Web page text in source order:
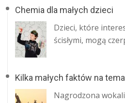
Chemia dla małych dzieci
Dzieci, które
ścisłymi, mogą
Kilka małych faktów na
Nagrodzona